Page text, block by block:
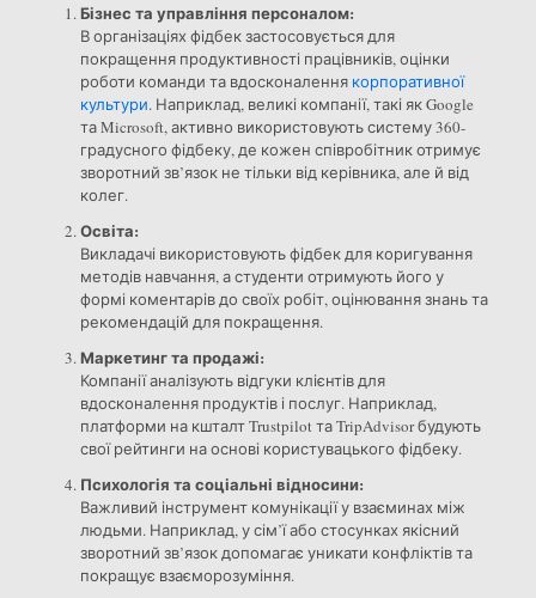
Бізнес та управління персоналом:
В організаціях фідбек застосовується для
покращення продуктивності працівників, оцінки
роботи команди та вдосконалення корпоративної
культури. Наприклад, великі компанії, такі як Google
та Microsoft, активно використовують систему 360-
градусного фідбеку, де кожен співробітник отримує
зворотний зв’язок не тільки від керівника, але й від
колег.
Освіта:
Викладачі використовують фідбек для коригування
методів навчання, а студенти отримують його у
формі коментарів до своїх робіт, оцінювання знань та
рекомендацій для покращення.
Маркетинг та продажі:
Компанії аналізують відгуки клієнтів для
вдосконалення продуктів і послуг. Наприклад,
платформи на кшталт Trustpilot та TripAdvisor будують
свої рейтинги на основі користувацького фідбеку.
Психологія та соціальні відносини:
Важливий інструмент комунікації у взаєминах між
людьми. Наприклад, у сім’ї або стосунках якісний
зворотний зв’язок допомагає уникати конфліктів та
покращує взаєморозуміння.